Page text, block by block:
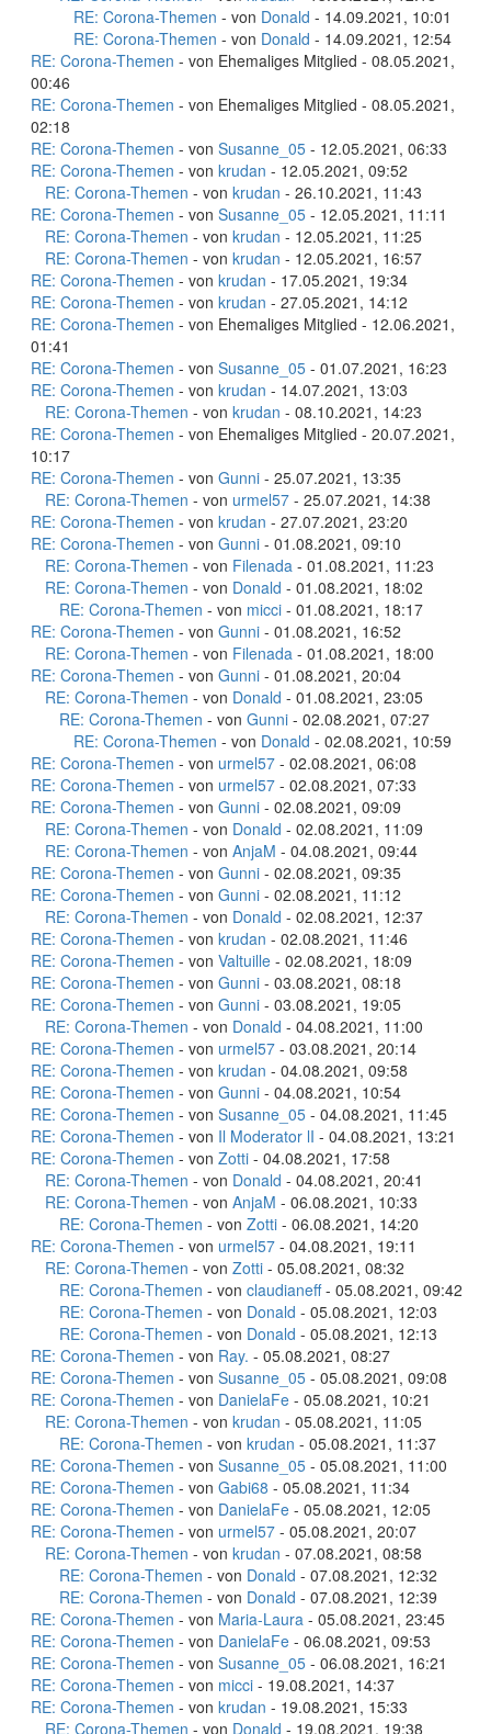
RE: Corona-Themen - von Donald - 14.09.2021, 10:01
RE: Corona-Themen - von Donald - 14.09.2021, 12:54
RE: Corona-Themen - von Ehemaliges Mitglied - 08.05.2021,
00:46
RE: Corona-Themen - von Ehemaliges Mitglied - 08.05.2021,
02:18
RE: Corona-Themen - von Susanne_05 - 12.05.2021, 06:33
RE: Corona-Themen - von krudan - 12.05.2021, 09:52
RE: Corona-Themen - von krudan - 26.10.2021, 11:43
RE: Corona-Themen - von Susanne_05 - 12.05.2021, 11:11
RE: Corona-Themen - von krudan - 12.05.2021, 11:25
RE: Corona-Themen - von krudan - 12.05.2021, 16:57
RE: Corona-Themen - von krudan - 17.05.2021, 19:34
RE: Corona-Themen - von krudan - 27.05.2021, 14:12
RE: Corona-Themen - von Ehemaliges Mitglied - 12.06.2021,
01:41
RE: Corona-Themen - von Susanne_05 - 01.07.2021, 16:23
RE: Corona-Themen - von krudan - 14.07.2021, 13:03
RE: Corona-Themen - von krudan - 08.10.2021, 14:23
RE: Corona-Themen - von Ehemaliges Mitglied - 20.07.2021,
10:17
RE: Corona-Themen - von Gunni - 25.07.2021, 13:35
RE: Corona-Themen - von urmel57 - 25.07.2021, 14:38
RE: Corona-Themen - von krudan - 27.07.2021, 23:20
RE: Corona-Themen - von Gunni - 01.08.2021, 09:10
RE: Corona-Themen - von Filenada - 01.08.2021, 11:23
RE: Corona-Themen - von Donald - 01.08.2021, 18:02
RE: Corona-Themen - von micci - 01.08.2021, 18:17
RE: Corona-Themen - von Gunni - 01.08.2021, 16:52
RE: Corona-Themen - von Filenada - 01.08.2021, 18:00
RE: Corona-Themen - von Gunni - 01.08.2021, 20:04
RE: Corona-Themen - von Donald - 01.08.2021, 23:05
RE: Corona-Themen - von Gunni - 02.08.2021, 07:27
RE: Corona-Themen - von Donald - 02.08.2021, 10:59
RE: Corona-Themen - von urmel57 - 02.08.2021, 06:08
RE: Corona-Themen - von urmel57 - 02.08.2021, 07:33
RE: Corona-Themen - von Gunni - 02.08.2021, 09:09
RE: Corona-Themen - von Donald - 02.08.2021, 11:09
RE: Corona-Themen - von AnjaM - 04.08.2021, 09:44
RE: Corona-Themen - von Gunni - 02.08.2021, 09:35
RE: Corona-Themen - von Gunni - 02.08.2021, 11:12
RE: Corona-Themen - von Donald - 02.08.2021, 12:37
RE: Corona-Themen - von krudan - 02.08.2021, 11:46
RE: Corona-Themen - von Valtuille - 02.08.2021, 18:09
RE: Corona-Themen - von Gunni - 03.08.2021, 08:18
RE: Corona-Themen - von Gunni - 03.08.2021, 19:05
RE: Corona-Themen - von Donald - 04.08.2021, 11:00
RE: Corona-Themen - von urmel57 - 03.08.2021, 20:14
RE: Corona-Themen - von krudan - 04.08.2021, 09:58
RE: Corona-Themen - von Gunni - 04.08.2021, 10:54
RE: Corona-Themen - von Susanne_05 - 04.08.2021, 11:45
RE: Corona-Themen - von Il Moderator lI - 04.08.2021, 13:21
RE: Corona-Themen - von Zotti - 04.08.2021, 17:58
RE: Corona-Themen - von Donald - 04.08.2021, 20:41
RE: Corona-Themen - von AnjaM - 06.08.2021, 10:33
RE: Corona-Themen - von Zotti - 06.08.2021, 14:20
RE: Corona-Themen - von urmel57 - 04.08.2021, 19:11
RE: Corona-Themen - von Zotti - 05.08.2021, 08:32
RE: Corona-Themen - von claudianeff- 05.08.2021, 09:42
RE: Corona-Themen - von Donald - 05.08.2021, 12:03
RE: Corona-Themen - von Donald - 05.08.2021, 12:13
RE: Corona-Themen - von Ray. - 05.08.2021, 08:27
RE: Corona-Themen - von Susanne_05 - 05.08.2021, 09:08
RE: Corona-Themen - von DanielaFe - 05.08.2021, 10:21
RE: Corona-Themen - von krudan - 05.08.2021, 11:05
RE: Corona-Themen - von krudan - 05.08.2021, 11:37
RE: Corona-Themen - von Susanne_05 - 05.08.2021, 11:00
RE: Corona-Themen - von Gabi68 - 05.08.2021, 11:34
RE: Corona-Themen - von DanielaFe - 05.08.2021, 12:05
RE: Corona-Themen - von urmel57 - 05.08.2021, 20:07
RE: Corona-Themen - von krudan - 07.08.2021, 08:58
RE: Corona-Themen - von Donald - 07.08.2021, 12:32
RE: Corona-Themen - von Donald - 07.08.2021, 12:39
RE: Corona-Themen - von Maria-Laura - 05.08.2021, 23:45
RE: Corona-Themen - von DanielaFe - 06.08.2021, 09:53
RE: Corona-Themen - von Susanne_05 - 06.08.2021, 16:21
RE: Corona-Themen - von micci - 19.08.2021, 14:37
RE: Corona-Themen - von krudan - 19.08.2021, 15:33
RE: Corona-Themen - von Donald - 19.08.2021, 19:38